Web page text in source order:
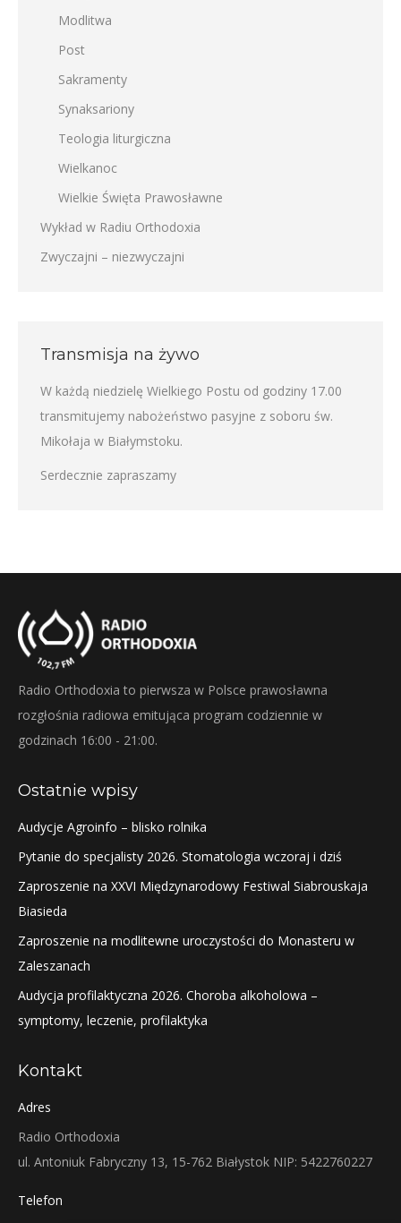
Modlitwa
Post
Sakramenty
Synaksariony
Teologia liturgiczna
Wielkanoc
Wielkie Święta Prawosławne
Wykład w Radiu Orthodoxia
Zwyczajni – niezwyczajni
Transmisja na żywo
W każdą niedzielę Wielkiego Postu od godziny 17.00
transmitujemy nabożeństwo pasyjne z soboru św.
Mikołaja w Białymstoku.
Serdecznie zapraszamy
Radio Orthodoxia to pierwsza w Polsce prawosławna
rozgłośnia radiowa emitująca program codziennie w
godzinach 16:00 - 21:00.
Ostatnie wpisy
Audycje Agroinfo – blisko rolnika
Pytanie do specjalisty 2026. Stomatologia wczoraj i dziś
Zaproszenie na XXVI Międzynarodowy Festiwal Siabrouskaja
Biasieda
Zaproszenie na modlitewne uroczystości do Monasteru w
Zaleszanach
Audycja profilaktyczna 2026. Choroba alkoholowa –
symptomy, leczenie, profilaktyka
Kontakt
Adres
Radio Orthodoxia
ul. Antoniuk Fabryczny 13, 15-762 Białystok NIP: 5422760227
Telefon